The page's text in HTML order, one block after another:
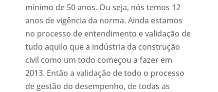
mínimo de 50 anos. Ou seja, nós temos 12
anos de vigência da norma. Ainda estamos
no processo de entendimento e validação de
tudo aquilo que a indústria da construção
civil como um todo começou a fazer em
2013. Então a validação de todo o processo
de gestão do desempenho, de todas as